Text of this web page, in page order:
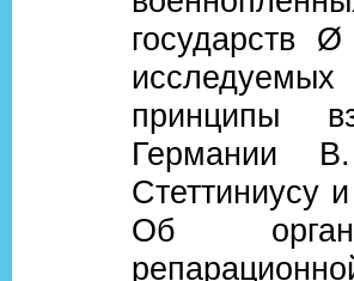
государств
принципы
Германии
Стеттиниусу
Об